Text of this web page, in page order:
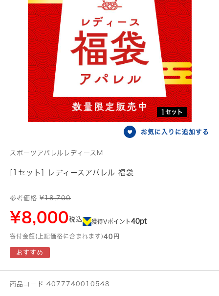
1セット
お気に入りに追加する
スポーツアパレルレディースM
[1セット] レディースアパレル 福袋
参考価格 ¥18,700
¥8,000税込 獲得Vポイント40pt
寄付金額(上記価格に含まれます)40円
おすすめ
商品コード 4077740010548